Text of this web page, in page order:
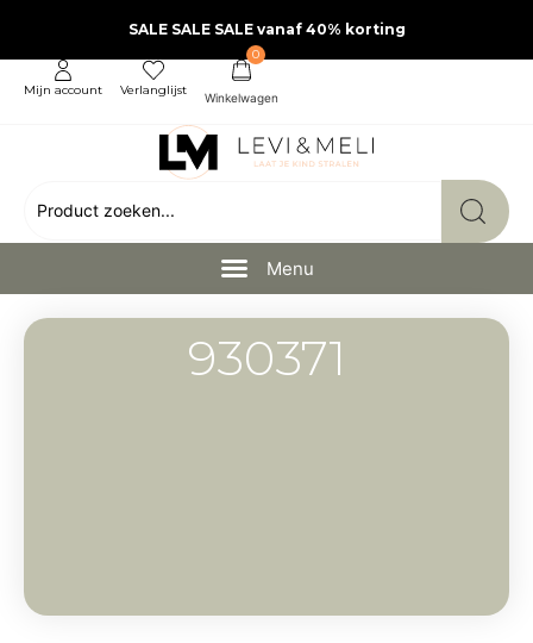
SALE SALE SALE vanaf 40% korting
Mijn account Verlanglijst
0
930371